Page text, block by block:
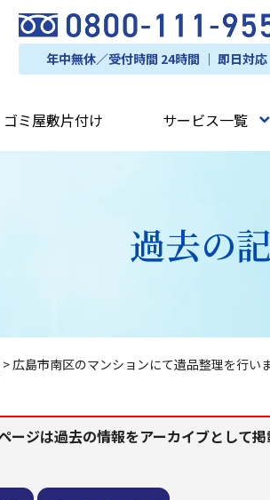
年中無休／受付時間 24時間 ｜ 即日対応
ゴミ屋敷片付け サービス一覧
過去の
> 広島市南区のマンションにて遺品整理を行い
ージは過去の情報をアーカイブとして